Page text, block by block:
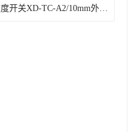
速度开关XD-TC-A2/10mm外形图